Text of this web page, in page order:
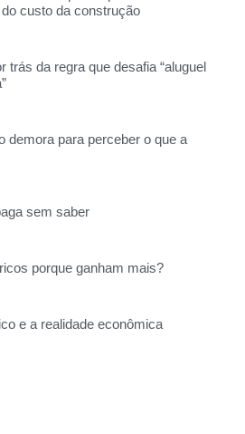
custo da construção
trás da regra que desafia “aluguel
demora para perceber o que a
sem saber
porque ganham mais?
e a realidade econômica